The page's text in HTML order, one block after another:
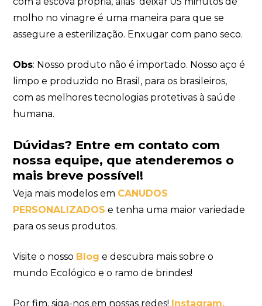
molho no vinagre é uma maneira para que se
assegure a esterilização. Enxugar com pano seco.
Obs: Nosso produto não é importado. Nosso aço é
limpo e produzido no Brasil, para os brasileiros,
com as melhores tecnologias protetivas à saúde
humana.
Dúvidas? Entre em contato com
nossa equipe, que atenderemos o
mais breve possível!
Veja mais modelos em CANUDOS
PERSONALIZADOS e tenha uma maior variedade
para os seus produtos.
Visite o nosso Blog e descubra mais sobre o
mundo Ecológico e o ramo de brindes!
Por fim, siga-nos em nossas redes! Instagram.